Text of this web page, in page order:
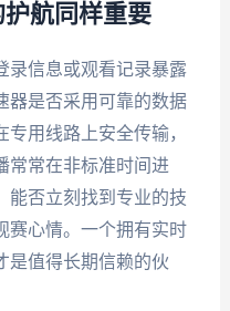
航同样重要
录信息或观看记录暴露
器是否采用可靠的数据
用线路上安全传输，
常常在非标准时间进
能否立刻找到专业的技
赛心情。一个拥有实时
是值得长期信赖的伙